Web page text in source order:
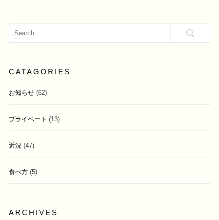
CATAGORIES
お知らせ(62)
プライベート (13)
近況 (47)
食べ方(5)
ARCHIVES